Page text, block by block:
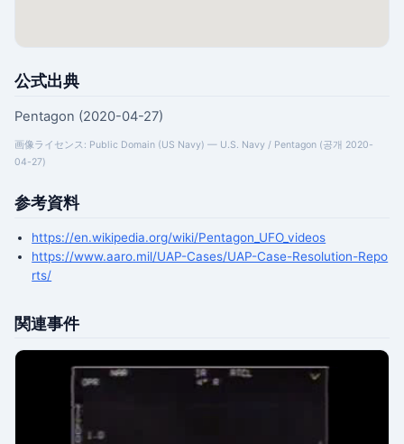
公式出典
Pentagon (2020-04-27)
画像ライセンス: Public Domain (US Navy) — U.S. Navy / Pentagon (공개 2020-
04-27)
参考資料
https://en.wikipedia.org/wiki/Pentagon_UFO_videos
https://www.aaro.mil/UAP-Cases/UAP-Case-Resolution-Repo
rts/
関連事件